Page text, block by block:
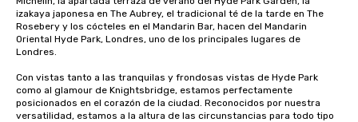
izakaya japonesa en The Aubrey, el tradicional té de la tarde en The
Rosebery y los cócteles en el Mandarin Bar, hacen del Mandarin
Oriental Hyde Park, Londres, uno de los principales lugares de
Londres.
Con vistas tanto a las tranquilas y frondosas vistas de Hyde Park
como al glamour de Knightsbridge, estamos perfectamente
posicionados en el corazón de la ciudad. Reconocidos por nuestra
versatilidad, estamos a la altura de las circunstancias para todo tipo